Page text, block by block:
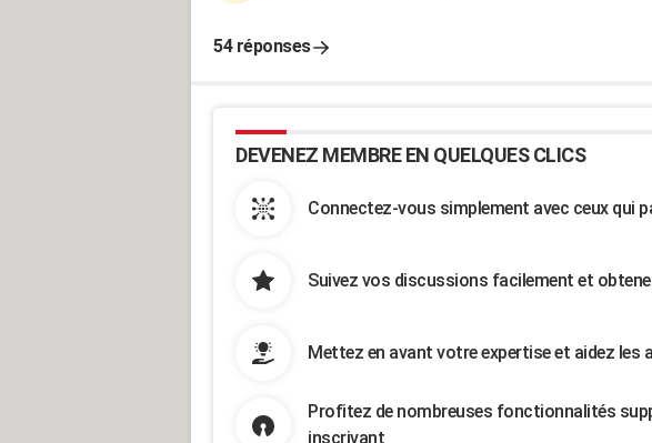
54 réponses
DEVENEZ MEMBRE EN QUELQUES CLICS
Connectez-vous simplement avec ceux qui
Suivez vos discussions facilement et
Mettez en avant votre expertise et aidez les
Profitez de nombreuses fonctionnalités
inscrivant